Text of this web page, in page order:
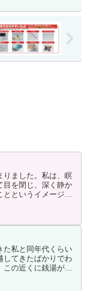
りました。私は、瞑
目を閉じ、深く静か
とというイメージを
した。私たちの頭の
安な...
た私と同年代くらい
してきたばかりでわ
この近くに銭湯があ